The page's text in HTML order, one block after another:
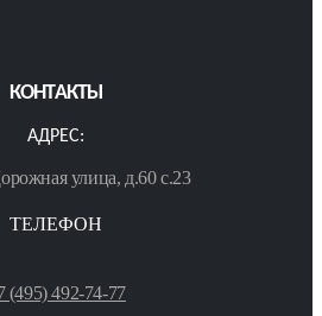
КОНТАКТЫ
АДРЕС:
улица, д.60 с.23
ТЕЛЕФОН
(495) 492-74-77